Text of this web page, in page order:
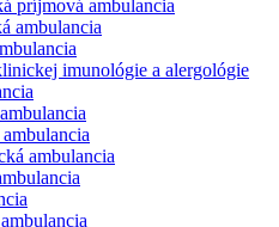
príjmová ambulancia
ambulancia
imunológie a alergológie
ambulancia